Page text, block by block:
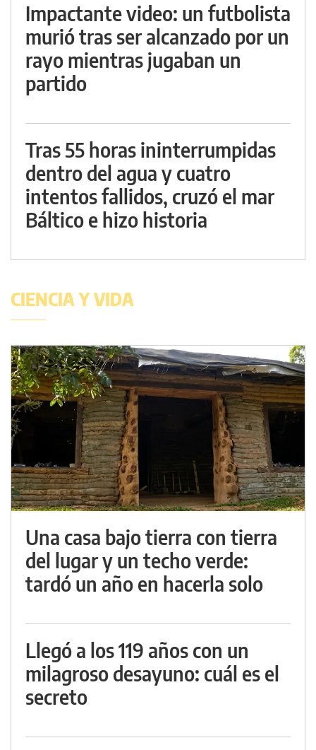
Impactante video: un futbolista
murió tras ser alcanzado por un
rayo mientras jugaban un
partido
Tras 55 horas ininterrumpidas
dentro del agua y cuatro
intentos fallidos, cruzó el mar
Báltico e hizo historia
CIENCIA Y VIDA
Una casa bajo tierra con tierra
del lugar y un techo verde:
tardó un año en hacerla solo
Llegó a los 119 años con un
milagroso desayuno: cuál es el
secreto